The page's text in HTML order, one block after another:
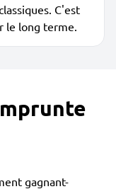
C'est
le long terme.
gagnant-